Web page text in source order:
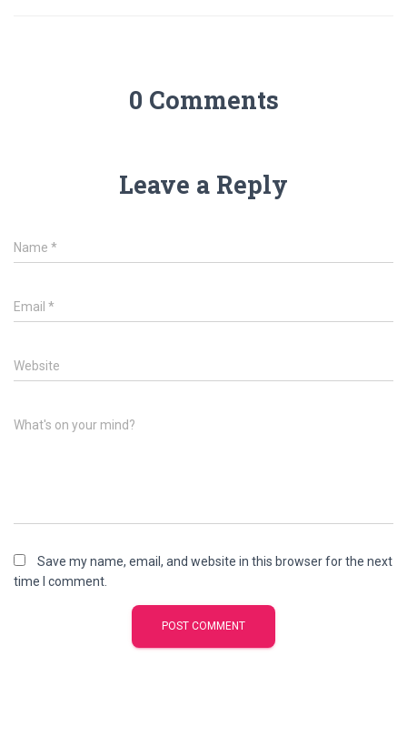
0 Comments
Leave a Reply
Name *
Email *
Website
What's on your mind?
Save my name, email, and website in this browser for the next
time I comment.